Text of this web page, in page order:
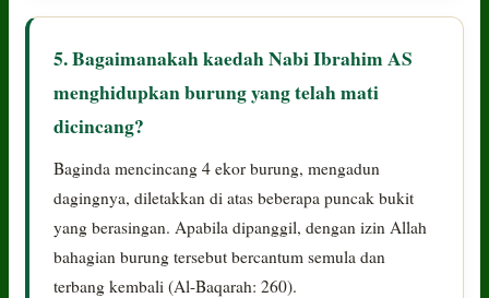
5. Bagaimanakah kaedah Nabi Ibrahim AS
menghidupkan burung yang telah mati
dicincang?
Baginda mencincang 4 ekor burung, mengadun
dagingnya, diletakkan di atas beberapa puncak bukit
yang berasingan. Apabila dipanggil, dengan izin Allah
bahagian burung tersebut bercantum semula dan
terbang kembali (Al-Baqarah: 260).